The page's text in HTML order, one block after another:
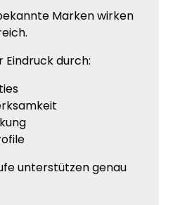
Marken wirken
durch:
unterstützen genau